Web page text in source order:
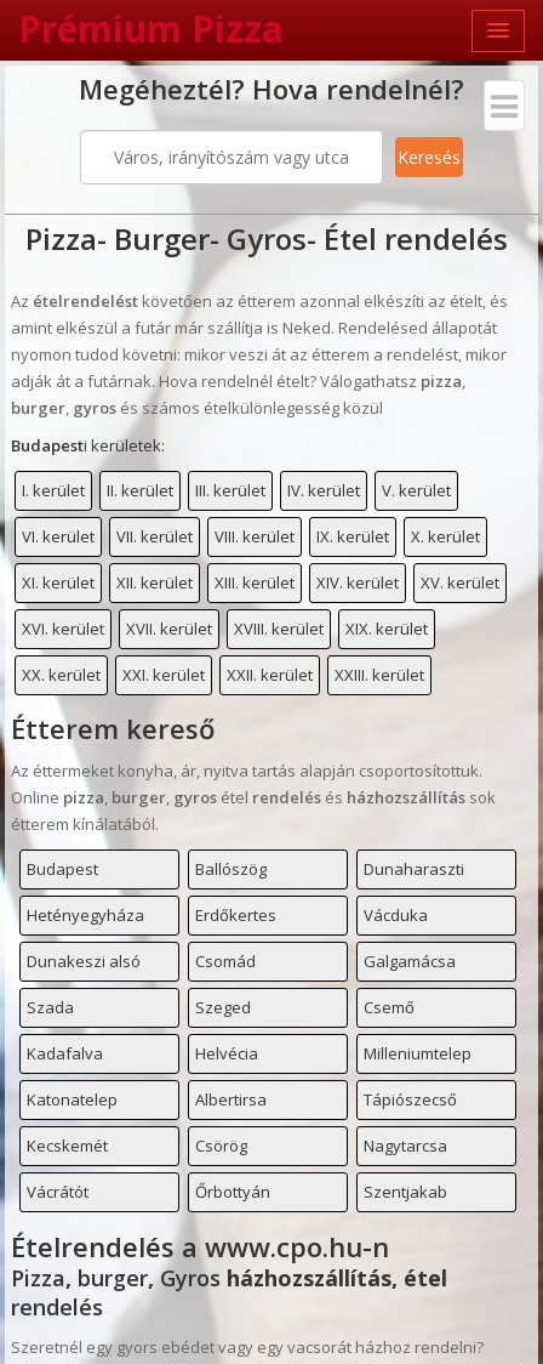
Prémium Pizza
Megéheztél? Hova rendelnél?
Pizza- Burger- Gyros- Étel rendelés
Az ételrendeléstkövetően az étterem azonnal elkészíti az ételt, és
amint elkészül a futár már szállítja is Neked. Rendelésed állapotát
nyomon tudod követni: mikor veszi át az étterem a rendelést, mikor
adják át a futárnak. Hova rendelnél ételt? Válogathatsz pizza,
burger, gyrosés számos ételkülönlegesség közül
Budapesti kerületek:
I. kerület II. kerület III. kerület IV. kerület V. kerület
VI. kerület VII. kerület VIII. kerület IX. kerület X. kerület
XI. kerület XII. kerület XIII. kerület XIV. kerület XV. kerület
XVI. kerület XVII. kerület XVIII. kerület XIX. kerület
XX. kerület XXI. kerület XXII. kerület XXIII. kerület
Étterem kereső
Az éttermeket konyha, ár, nyitva tartás alapján csoportosítottuk.
Online pizza, burger, gyrosétel rendelésés házhozszállítássok
étterem kínálatából.
Budapest
Hetényegyháza
Dunakeszi alsó
Szada
Kadafalva
Katonatelep
Kecskemét
Vácrátót
Ballószög
Erdőkertes
Csomád
Szeged
Helvécia
Albertirsa
Csörög
Őrbottyán
Dunaharaszti
Vácduka
Galgamácsa
Csemő
Milleniumtelep
Tápiószecső
Nagytarcsa
Szentjakab
Ételrendelés a www.cpo.hu-n
Pizza, burger,Gyros házhozszállítás, étel
rendelés
Szeretnél egy gyors ebédet vagy egy vacsorát házhoz rendelni?